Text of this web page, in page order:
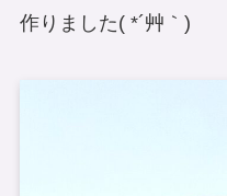
作りました( *´艸｀)